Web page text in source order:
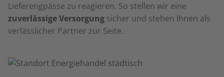
Lieferengpässe zu reagieren. So stellen wir eine
zuverlässige Versorgung sicher und stehen Ihnen als
verlässlicher Partner zur Seite.